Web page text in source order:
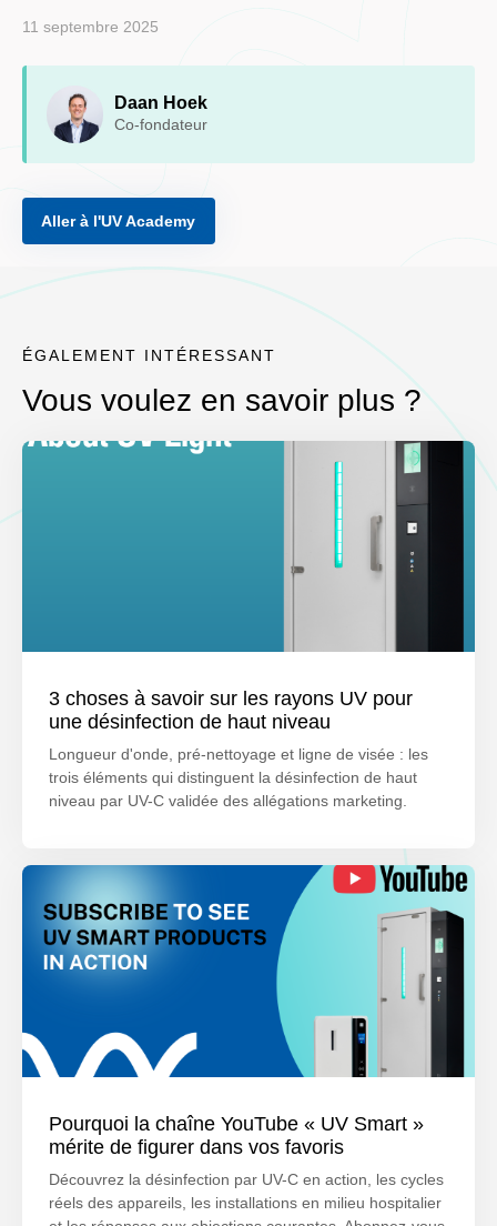
11 septembre 2025
Daan Hoek
Co-fondateur
Aller à l'UV Academy
ÉGALEMENT INTÉRESSANT
Vous voulez en savoir plus ?
3 choses à savoir sur les rayons UV pour
une désinfection de haut niveau
Longueur d'onde, pré-nettoyage et ligne de visée : les
trois éléments qui distinguent la désinfection de haut
niveau par UV-C validée des allégations marketing.
Pourquoi la chaîne YouTube « UV Smart »
mérite de figurer dans vos favoris
Découvrez la désinfection par UV-C en action, les cycles
réels des appareils, les installations en milieu hospitalier